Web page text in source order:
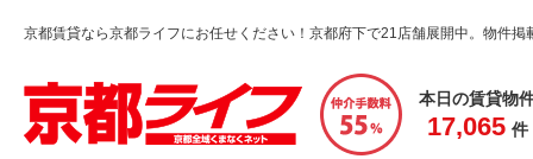
京都賃貸なら京都ライフにお任せください！京都府下で21店舗展開中。物件掲
本日の賃貸物
17,065 件